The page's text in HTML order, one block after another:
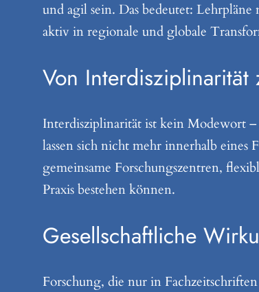
und agil sein. Das bedeutet:
aktiv in regionale und globale
Von Interdisziplinarität
Interdisziplinarität ist kein Modewort
lassen sich nicht mehr innerhalb eines
gemeinsame Forschungszentren,
Praxis bestehen können.
Gesellschaftliche
Forschung, die nur in